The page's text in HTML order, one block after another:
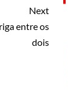
Next
entre os
dois